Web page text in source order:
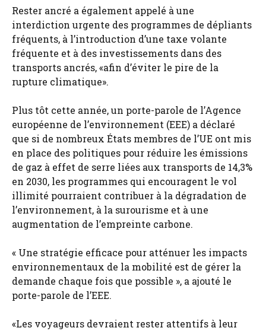
Rester ancré a également appelé à une
interdiction urgente des programmes de dépliants
fréquents, à l’introduction d’une taxe volante
fréquente et à des investissements dans des
transports ancrés, «afin d’éviter le pire de la
rupture climatique».
Plus tôt cette année, un porte-parole de l’Agence
européenne de l’environnement (EEE) a déclaré
que si de nombreux États membres de l’UE ont mis
en place des politiques pour réduire les émissions
de gaz à effet de serre liées aux transports de 14,3%
en 2030, les programmes qui encouragent le vol
illimité pourraient contribuer à la dégradation de
l’environnement, à la surourisme et à une
augmentation de l’empreinte carbone.
« Une stratégie efficace pour atténuer les impacts
environnementaux de la mobilité est de gérer la
demande chaque fois que possible », a ajouté le
porte-parole de l’EEE.
«Les voyageurs devraient rester attentifs à leur